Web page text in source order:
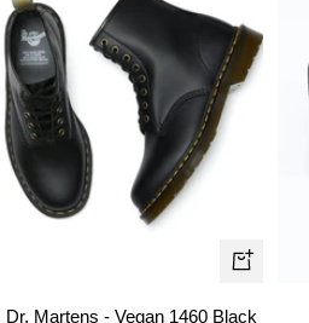
Vista
Dr. Martens - Vegan 1460 Black